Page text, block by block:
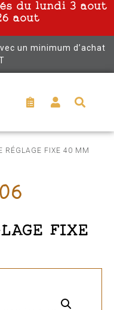
du lundi 3 aout
aout
un minimum d’achat
RÉGLAGE FIXE 40 MM
FIXE